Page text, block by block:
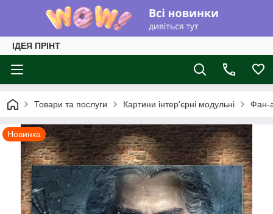
ІДЕЯ ПРІНТ
Товари та послуги Картини інтер'єрні модульні Фан-
Новинка